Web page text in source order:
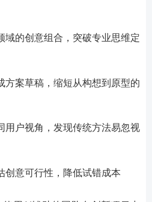
域的创意组合，突破专业思维定
方案草稿，缩短从构想到原型的
用户视角，发现传统方法易忽视
创意可行性，降低试错成本